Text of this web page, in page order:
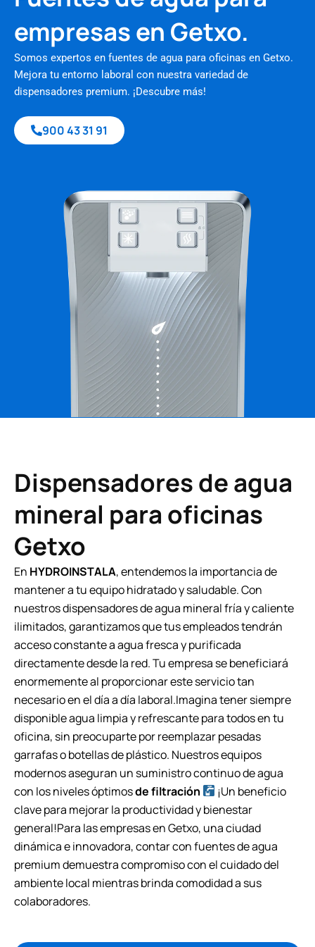
empresas en Getxo.
Somos expertos en fuentes de agua para oficinas en Getxo.
Mejora tu entorno laboral con nuestra variedad de
dispensadores premium. ¡Descubre más!
900 43 31 91
Dispensadores de agua
mineral para oficinas
Getxo
En HYDROINSTALA, entendemos la importancia de
mantener a tu equipo hidratado y saludable. Con
nuestros dispensadores de agua mineral fría y caliente
ilimitados, garantizamos que tus empleados tendrán
acceso constante a agua fresca y purificada
directamente desde la red. Tu empresa se beneficiará
enormemente al proporcionar este servicio tan
necesario en el día a día laboral.Imagina tener siempre
disponible agua limpia y refrescante para todos en tu
oficina, sin preocuparte por reemplazar pesadas
garrafas o botellas de plástico. Nuestros equipos
modernos aseguran un suministro continuo de agua
con los niveles óptimosde filtración
¡Un beneficio
clave para mejorar la productividad y bienestar
general!Para las empresas en Getxo, una ciudad
dinámica e innovadora, contar con fuentes de agua
premium demuestra compromiso con el cuidado del
ambiente local mientras brinda comodidad a sus
colaboradores.